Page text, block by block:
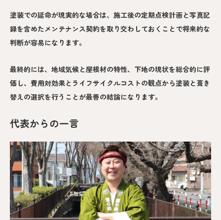
塗装での延命が現実的な場合は、施工後の定期点検計画と写真記
録を含めたメンテナンス契約を取り交わしておくことで将来的な
判断が容易になります。
最終的には、地域気候と屋根材の特性、下地の現状を総合的に評
価し、費用対効果とライフサイクルコストの観点から塗装と葺き
替えの選択を行うことが最善の結論になります。
代表からの一言